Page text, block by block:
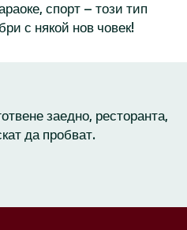
спорт – този тип
с някой нов човек!
заедно, ресторанта,
да пробват.